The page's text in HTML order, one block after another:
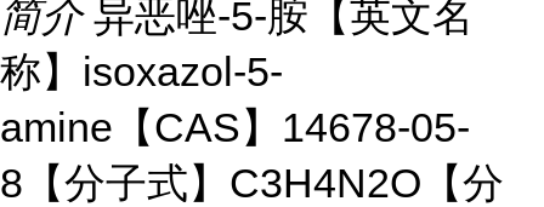
简介 异恶唑-5-胺【英文名
称】isoxazol-5-
amine【CAS】14678-05-
8【分子式】C3H4N2O【分